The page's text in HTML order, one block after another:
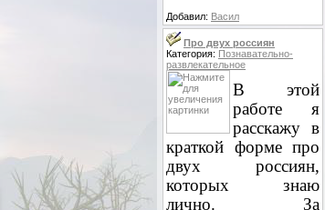
Добавил: Васил
Про двух россиян
Категория: Познавательно-
развлекательное
В этой
работе я
расскажу в
краткой форме про
двух россиян,
которых знаю
лично. За